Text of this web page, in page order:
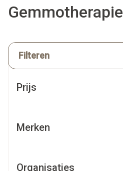
Gemmotherapie
Filteren
Prijs
Merken
Organisaties